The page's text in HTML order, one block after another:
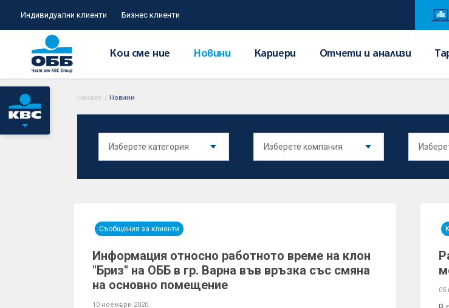
Индивидуални клиенти Бизнес клиенти
Кои сме ние Новини Кариери Отчети и анализи
Начало / Новини
Съобщения за клиенти
Информация относно работното време на клон
"Бриз" на ОББ в гр. Варна във връзка със смяна
на основно помещение
10 ноември 2020
05